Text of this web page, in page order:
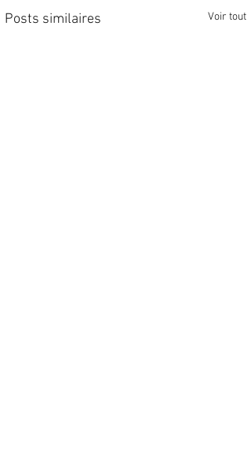
Posts similaires Voir tout